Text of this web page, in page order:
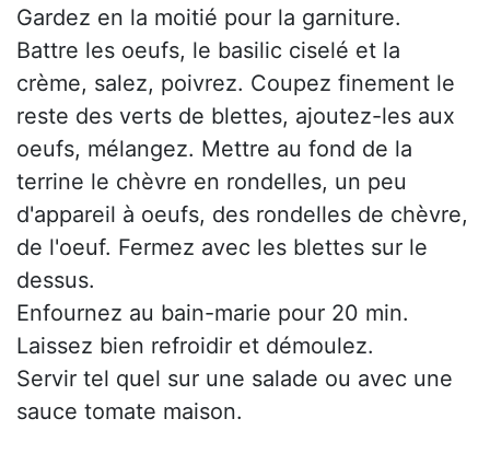
Gardez en la moitié pour la garniture.
Battre les oeufs, le basilic ciselé et la
crème, salez, poivrez. Coupez finement le
reste des verts de blettes, ajoutez-les aux
oeufs, mélangez. Mettre au fond de la
terrine le chèvre en rondelles, un peu
d'appareil à oeufs, des rondelles de chèvre,
de l'oeuf. Fermez avec les blettes sur le
dessus.
Enfournez au bain-marie pour 20 min.
Laissez bien refroidir et démoulez.
Servir tel quel sur une salade ou avec une
sauce tomate maison.